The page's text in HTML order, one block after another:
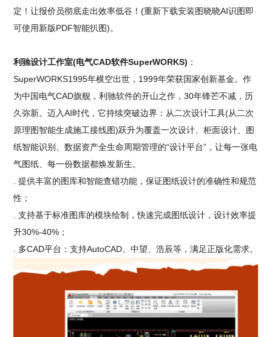
定！让报价员彻底走出效率低谷！(重新下载安装图晓晓AI识图即
可使用新版PDF智能扒图)。
利驰设计工作室(电气CAD软件SuperWORKS) ：
SuperWORKS1995年横空出世，1999年荣获国家创新基金。作
为中国电气CAD旗舰，利驰软件的开山之作，30年锋芒不减，历
久弥新。迈入AI时代，它持续突破边界：从二次设计工具(从二次
原理图智能生成施工接线图)跃升为覆盖一次设计、柜面设计、图
纸智能识别、数据资产全生命周期管理的“设计平台”，让每一张电
气图纸、每一份数据都焕发新生。
. 提供丰富的图库和智能查错功能，保证图纸设计的准确性和规范
性；
. 支持基于标准图库的模块绘制，快速完成图纸设计，设计效率提
升30%-40%；
. 多CAD平台：支持AutoCAD、中望、浩辰等，满足正版化需求。